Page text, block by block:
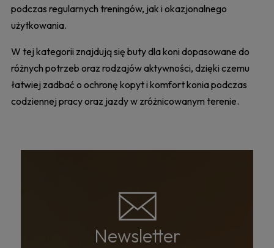
podczas regularnych treningów, jak i okazjonalnego
użytkowania.
W tej kategorii znajdują się buty dla koni dopasowane do
różnych potrzeb oraz rodzajów aktywności, dzięki czemu
łatwiej zadbać o ochronę kopyt i komfort konia podczas
codziennej pracy oraz jazdy w zróżnicowanym terenie.
Newsletter